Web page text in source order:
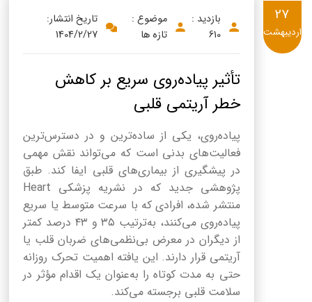
بازدید :
610
موضوع :
تازه ها
تاریخ انتشار:
1404/2/27
تأثیر پیاده‌روی سریع بر کاهش
خطر آریتمی قلبی
پیاده‌روی، یکی از ساده‌ترین و در دسترس‌ترین
فعالیت‌های بدنی است که می‌تواند نقش مهمی
در پیشگیری از بیماری‌های قلبی ایفا کند. طبق
پژوهشی جدید که در نشریه پزشکی Heart
منتشر شده، افرادی که با سرعت متوسط یا سریع
پیاده‌روی می‌کنند، به‌ترتیب ۳۵ و ۴۳ درصد کمتر
از دیگران در معرض بی‌نظمی‌های ضربان قلب یا
آریتمی قرار دارند. این یافته اهمیت تحرک روزانه
حتی به مدت کوتاه را به‌عنوان یک اقدام مؤثر در
سلامت قلبی برجسته می‌کند.
27
اردیبهشت